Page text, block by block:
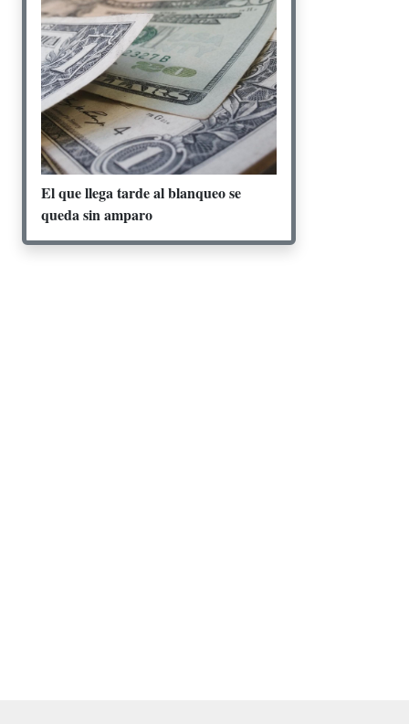
El que llega tarde al blanqueo se
queda sin amparo